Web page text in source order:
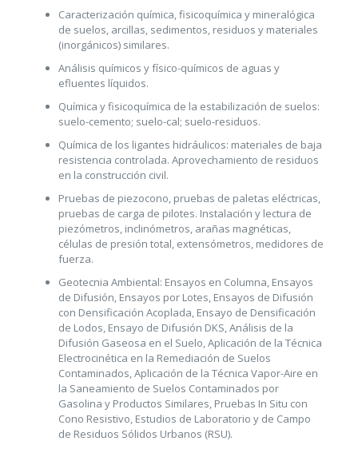
Caracterización química, fisicoquímica y mineralógica
de suelos, arcillas, sedimentos, residuos y materiales
(inorgánicos) similares.
Análisis químicos y físico-químicos de aguas y
efluentes líquidos.
Química y fisicoquímica de la estabilización de suelos:
suelo-cemento; suelo-cal; suelo-residuos.
Química de los ligantes hidráulicos: materiales de baja
resistencia controlada. Aprovechamiento de residuos
en la construcción civil.
Pruebas de piezocono, pruebas de paletas eléctricas,
pruebas de carga de pilotes. Instalación y lectura de
piezómetros, inclinómetros, arañas magnéticas,
células de presión total, extensómetros, medidores de
fuerza.
Geotecnia Ambiental: Ensayos en Columna, Ensayos
de Difusión, Ensayos por Lotes, Ensayos de Difusión
con Densificación Acoplada, Ensayo de Densificación
de Lodos, Ensayo de Difusión DKS, Análisis de la
Difusión Gaseosa en el Suelo, Aplicación de la Técnica
Electrocinética en la Remediación de Suelos
Contaminados, Aplicación de la Técnica Vapor-Aire en
la Saneamiento de Suelos Contaminados por
Gasolina y Productos Similares, Pruebas In Situ con
Cono Resistivo, Estudios de Laboratorio y de Campo
de Residuos Sólidos Urbanos (RSU).